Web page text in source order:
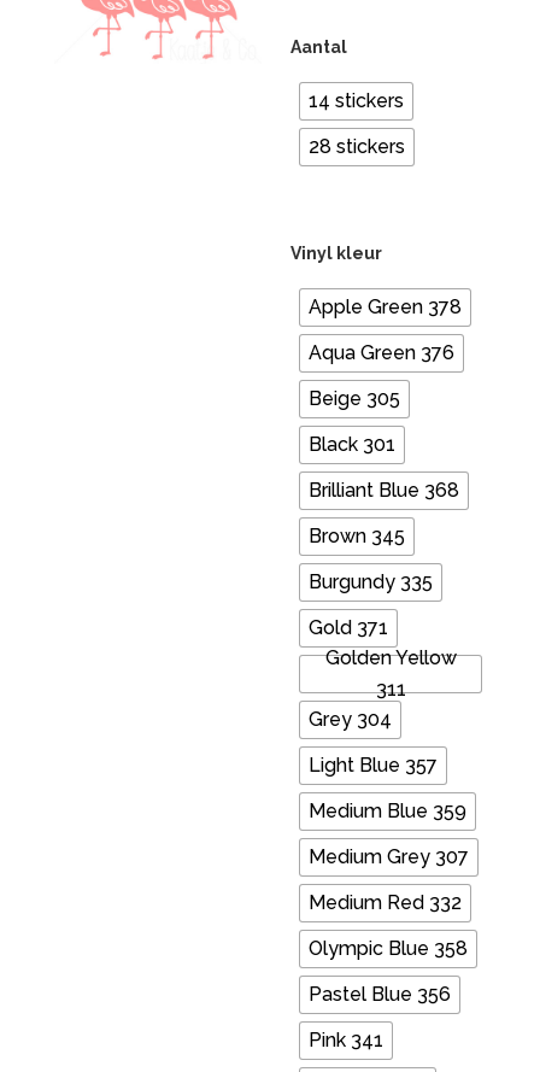
Aantal
14 stickers
28 stickers
Vinyl kleur
Apple Green 378
Aqua Green 376
Beige 305
Black 301
Brilliant Blue 368
Brown 345
Burgundy 335
Gold 371
Golden Yellow
311
Grey 304
Light Blue 357
Medium Blue 359
Medium Grey 307
Medium Red 332
Olympic Blue 358
Pastel Blue 356
Pink 341